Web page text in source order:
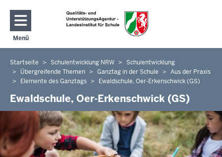
Direkt zum Inhalt
Menü
Navigation aktivieren/deaktivieren: Hauptmenü
Sie
befinden
hier
Startseite Schulentwicklung NRW
Schulentwicklung
Übergreifende Themen
Ganztag in der Schule
Aus der Praxis
Elemente des Ganztags
Ewaldschule, Oer-Erkenschwick (GS)
Ewaldschule, Oer-Erkenschwick (GS)